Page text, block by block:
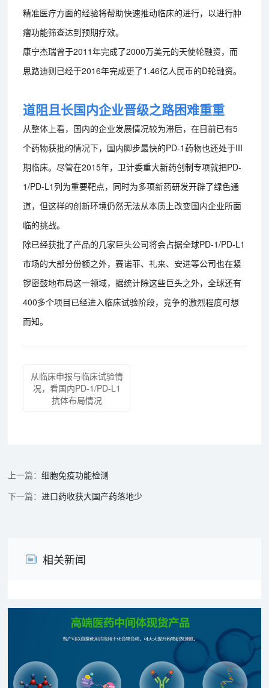
精准医疗方面的经验将帮助快速推动临床的进行，以进行肿
瘤功能筛查达到预期疗效。
康宁杰瑞曾于2011年完成了2000万美元的天使轮融资，而
思路迪则已经于2016年完成更了1.46亿人民币的D轮融资。
道阻且长国内企业晋级之路困难重重
从整体上看，国内的企业发展情况较为滞后，在目前已有5
个药物获批的情况下，国内脚步最快的PD-1药物也还处于III
期临床。尽管在2015年，卫计委重大新药创制专项就把PD-
1/PD-L1列为重要靶点，同时为多项新药研发开辟了绿色通
道，但这样的创新环境仍然无法从本质上改变国内企业所面
临的挑战。
除已经获批了产品的几家巨头公司将会占据全球PD-1/PD-L1
市场的大部分份额之外，赛诺菲、礼来、安进等公司也在紧
锣密鼓地布局这一领域，据统计除这些巨头之外，全球还有
400多个项目已经进入临床试验阶段，竞争的激烈程度可想
而知。
从临床申报与临床试验情
况，看国内PD-1/PD-L1
抗体布局情况
细胞免疫功能检测
进口药收获大国产药落地少
相关新闻